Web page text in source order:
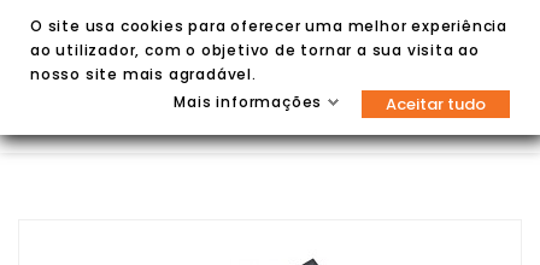

O site usa cookies para oferecer uma melhor experiência
ao utilizador, com o objetivo de tornar a sua visita ao
nosso site mais agradável.
Mais informações
Aceitar tudo